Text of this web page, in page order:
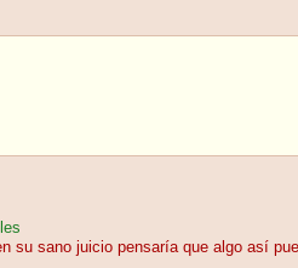
su sano juicio pensaría que algo así